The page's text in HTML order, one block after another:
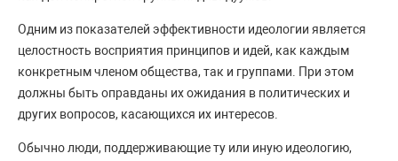
Одним из показателей эффективности идеологии является
целостность восприятия принципов и идей, как каждым
конкретным членом общества, так и группами. При этом
должны быть оправданы их ожидания в политических и
других вопросов, касающихся их интересов.
Обычно люди, поддерживающие ту или иную идеологию,